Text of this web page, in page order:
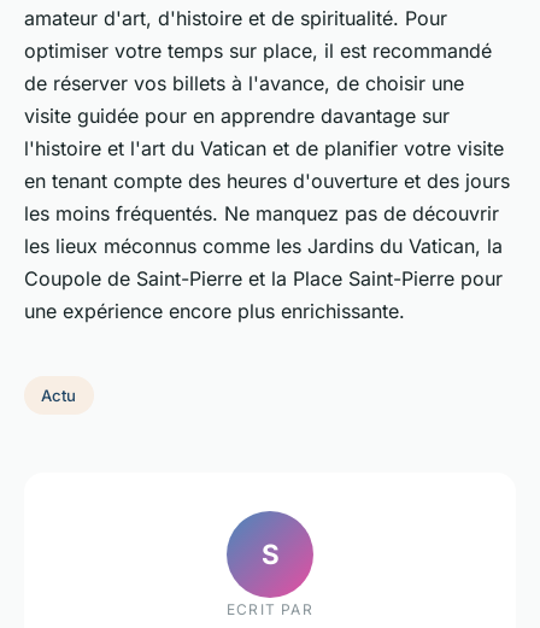
amateur d'art, d'histoire et de spiritualité. Pour
optimiser votre temps sur place, il est recommandé
de réserver vos billets à l'avance, de choisir une
visite guidée pour en apprendre davantage sur
l'histoire et l'art du Vatican et de planifier votre visite
en tenant compte des heures d'ouverture et des jours
les moins fréquentés. Ne manquez pas de découvrir
les lieux méconnus comme les Jardins du Vatican, la
Coupole de Saint-Pierre et la Place Saint-Pierre pour
une expérience encore plus enrichissante.
Actu
S
ECRIT PAR